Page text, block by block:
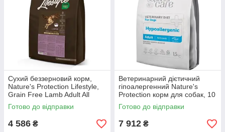
Сухий беззерновий корм,
Nature's Protection Lifestyle,
Grain Free Lamb Adult All
Breeds (NPLS45674), 10 кг (*)
Готово до відправки
4 586 ₴
Ветеринарний дієтичний
гіпоалергенний Nature's
Protection корм для собак, 10
кг (NPSCVET47579) (*)
Готово до відправки
7 912 ₴